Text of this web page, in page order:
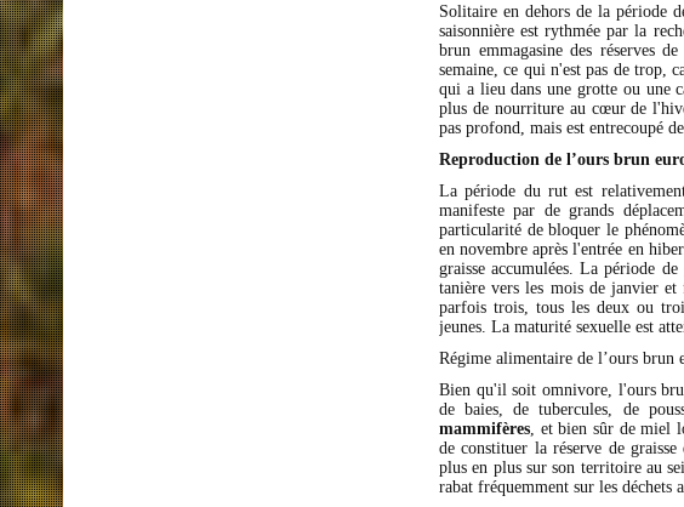
Solitaire en dehors de la période
saisonnière est rythmée par la
brun emmagasine des réserves
semaine, ce qui n'est pas de trop,
qui a lieu dans une grotte ou une
plus de nourriture au cœur de
pas profond, mais est entrecoupé
Reproduction de l’ours brun
La période du rut est
manifeste par de grands
particularité de bloquer le
en novembre après l'entrée en
graisse accumulées. La période
tanière vers les mois de janvier et
parfois trois, tous les deux ou
jeunes. La maturité sexuelle est
Régime alimentaire de l’ours brun
Bien qu'il soit omnivore, l'ours
de baies, de tubercules, de
mammifères , et bien sûr de miel
de constituer la réserve de
plus en plus sur son territoire au
rabat fréquemment sur les déchets